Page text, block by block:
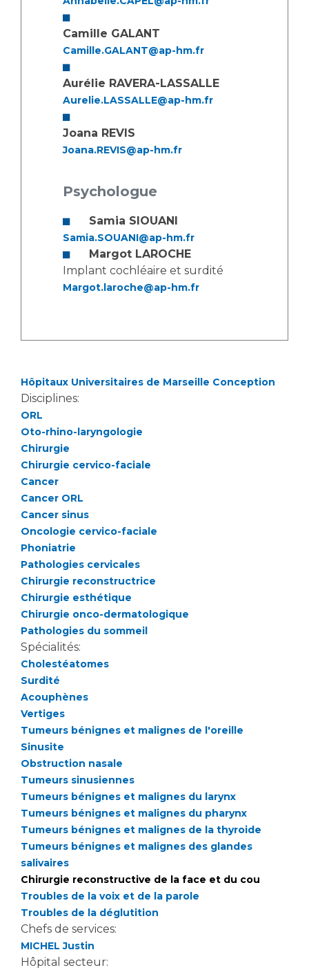
Camille GALANT
Camille.GALANT@ap-hm.fr
Aurélie RAVERA-LASSALLE
Aurelie.LASSALLE@ap-hm.fr
Joana REVIS
Joana.REVIS@ap-hm.fr
Psychologue
Samia SIOUANI
Samia.SOUANI@ap-hm.fr
Margot LAROCHE
Implant cochléaire et surdité
Margot.laroche@ap-hm.fr
Hôpitaux Universitaires de Marseille Conception
Disciplines:
ORL
Oto-rhino-laryngologie
Chirurgie
Chirurgie cervico-faciale
Cancer
Cancer ORL
Cancer sinus
Oncologie cervico-faciale
Phoniatrie
Pathologies cervicales
Chirurgie reconstructrice
Chirurgie esthétique
Chirurgie onco-dermatologique
Pathologies du sommeil
Spécialités:
Cholestéatomes
Surdité
Acouphènes
Vertiges
Tumeurs bénignes et malignes de l'oreille
Sinusite
Obstruction nasale
Tumeurs sinusiennes
Tumeurs bénignes et malignes du larynx
Tumeurs bénignes et malignes du pharynx
Tumeurs bénignes et malignes de la thyroide
Tumeurs bénignes et malignes des glandes
salivaires
Chirurgie reconstructive de la face et du cou
Troubles de la voix et de la parole
Troubles de la déglutition
Chefs de services:
MICHEL Justin
Hôpital secteur: